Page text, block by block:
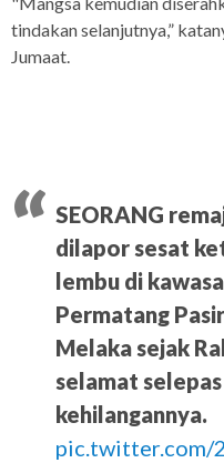
tindakan selanjutnya,”
Jumaat.
SEORANG
dilapor sesat
lembu di
Permatang
Melaka sejak
selamat
kehilangannya.
pic.twitter.com/